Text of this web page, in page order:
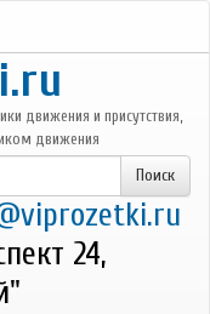
движения и присутствия,
движения
24,